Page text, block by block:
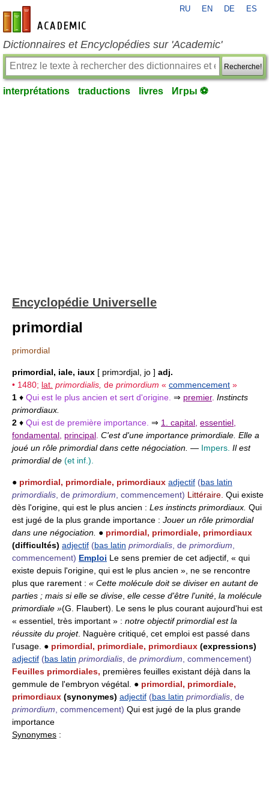
fr-academic.com
RU EN DE ES
Dictionnaires et Encyclopédies sur 'Academic'
Recherche!
interprétations traductions livres Игры ⚽
Encyclopédie Universelle
primordial
primordial
primordial, iale, iaux [ primɔrdjal, jo ] adj.
• 1480; lat. primordialis, de primordium « commencement »
1 ♦ Qui est le plus ancien et sert d'origine. ⇒ premier. Instincts
primordiaux.
2 ♦ Qui est de première importance. ⇒ 1. capital essentiel
fondamental principal C'est d'une importance primordiale. Elle a
joué un rôle primordial dans cette négociation. — Impers. Il est
primordial de (et inf.).
● primordial, primordiale, primordiaux adjectif (bas latin
primordialis , de primordium , commencement) Littéraire. Qui existe
dès l'origine, qui est le plus ancien : Les instincts primordiaux. Qui
est jugé de la plus grande importance : Jouer un rôle primordial
dans une négociation. ● primordial, primordiale, primordiaux
(difficultés) adjectif (bas latin primordialis , de primordium
commencement) Emploi Le sens premier de cet adjectif, « qui
existe depuis l'origine, qui est le plus ancien », ne se rencontre
plus que rarement : « Cette molécule doit se diviser en autant de
parties ; mais si elle se divise elle cesse d'être l'unité la molécule
primordiale »(G. Flaubert). Le sens le plus courant aujourd'hui est
« essentiel, très important » : notre objectif primordial est la
réussite du projet. Naguère critiqué, cet emploi est passé dans
l'usage. ● primordial, primordiale, primordiaux (expressions)
adjectif (bas latin primordialis , de primordium , commencement)
Feuilles primordiales, premières feuilles existant déjà dans la
gemmule de l'embryon végétal. ● primordial, primordiale,
primordiaux (synonymes) adjectif (bas latin primordialis , de
primordium , commencement) Qui est jugé de la plus grande
importance
Synonymes :